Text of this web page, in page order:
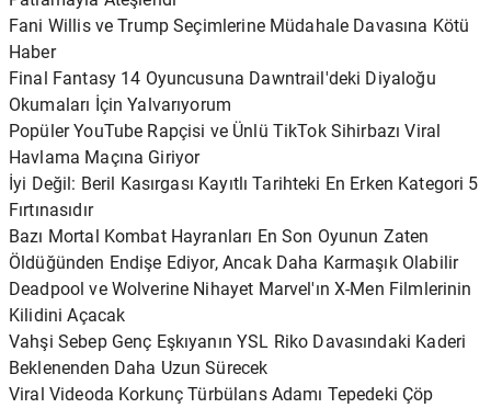
Fani Willis ve Trump Seçimlerine Müdahale Davasına Kötü
Haber
Final Fantasy 14 Oyuncusuna Dawntrail'deki Diyaloğu
Okumaları İçin Yalvarıyorum
Popüler YouTube Rapçisi ve Ünlü TikTok Sihirbazı Viral
Havlama Maçına Giriyor
İyi Değil: Beril Kasırgası Kayıtlı Tarihteki En Erken Kategori 5
Fırtınasıdır
Bazı Mortal Kombat Hayranları En Son Oyunun Zaten
Öldüğünden Endişe Ediyor, Ancak Daha Karmaşık Olabilir
Deadpool ve Wolverine Nihayet Marvel'ın X-Men Filmlerinin
Kilidini Açacak
Vahşi Sebep Genç Eşkıyanın YSL Riko Davasındaki Kaderi
Beklenenden Daha Uzun Sürecek
Viral Videoda Korkunç Türbülans Adamı Tepedeki Çöp